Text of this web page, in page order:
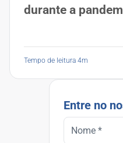
durante a
Tempo de leitura 4m
Entre no